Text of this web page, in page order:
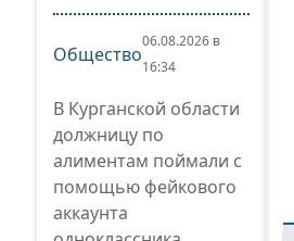
Общество
06.08.2026 в
16:34
В Курганской области
должницу по
алиментам поймали с
помощью фейкового
аккаунта